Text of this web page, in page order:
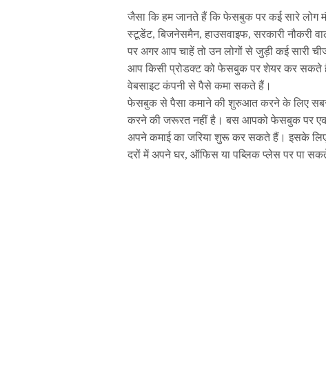
जैसा कि हम जानते हैं कि फेसबुक पर कई सारे लोग
स्टूडेंट, बिजनेसमैन, हाउसवाइफ, सरकारी नौकरी
पर अगर आप चाहें तो उन लोगों से जुड़ी कई सारी
आप किसी प्रोडक्ट को फेसबुक पर शेयर कर सकते
वेबसाइट कंपनी से पैसे कमा सकते हैं।
फेसबुक से पैसा कमाने की शुरुआत करने के लिए सबसे
करने की जरूरत नहीं है। बस आपको फेसबुक पर
अपने कमाई का जरिया शुरू कर सकते हैं। इसके
दरों में अपने घर, ऑफिस या पब्लिक प्लेस पर पा